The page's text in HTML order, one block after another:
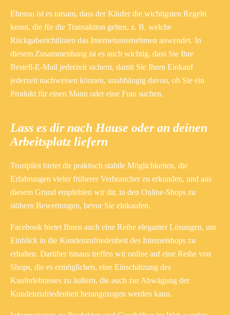
Ebenso ist es ratsam, dass der Käufer die wichtigsten Regeln
kennt, die für die Transaktion gelten, z. B. welche
Rückgaberichtlinien das Internetunternehmen anwendet. In
diesem Zusammenhang ist es auch wichtig, dass Sie Ihre
Bestell-E-Mail jederzeit sichern, damit Sie Ihren Einkauf
jederzeit nachweisen können, unabhängig davon, ob Sie ein
Produkt für einen Mann oder eine Frau suchen.
Lass es dir nach Hause oder an deinen
Arbeitsplatz liefern
Trustpilot bietet dir praktisch stabile Möglichkeiten, die
Erfahrungen vieler früherer Verbraucher zu erkunden, und aus
diesem Grund empfehlen wir dir, in den Online-Shops zu
stöbern Bewertungen, bevor Sie einkaufen.
Facebook bietet Ihnen auch eine Reihe eleganter Lösungen, um
Einblick in die Kundenzufriedenheit des Internetshops zu
erhalten. Darüber hinaus treffen wir online auf eine Reihe von
Shops, die es ermöglichen, eine Einschätzung des
Kauferlebnisses zu äußern, die auch zur Abwägung der
Kundenzufriedenheit herangezogen werden kann.